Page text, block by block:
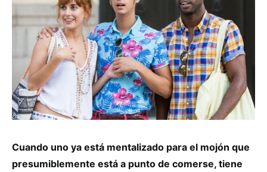
Cuando uno ya está mentalizado para el mojón que
presumiblemente está a punto de comerse, tiene